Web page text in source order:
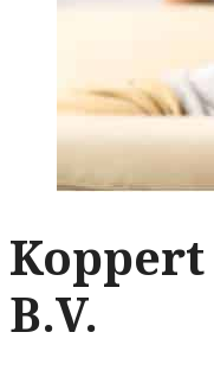
Koppert
B.V.